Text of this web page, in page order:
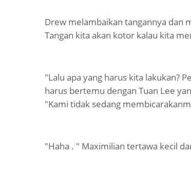
Drew melambaikan tangannya dan
Tangan kita akan kotor kalau kita
"Lalu apa yang harus kita lakukan?
harus bertemu dengan Tuan Lee
"Kami tidak sedang
"Haha . " Maximilian tertawa kecil